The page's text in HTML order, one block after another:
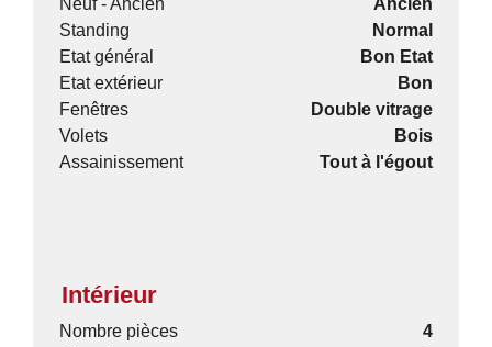
Neuf - Ancien
Ancien
Standing
Normal
Etat général
Bon Etat
Etat extérieur
Bon
Fenêtres
Double vitrage
Volets
Bois
Assainissement
Tout à l'égout
Intérieur
Nombre pièces
4